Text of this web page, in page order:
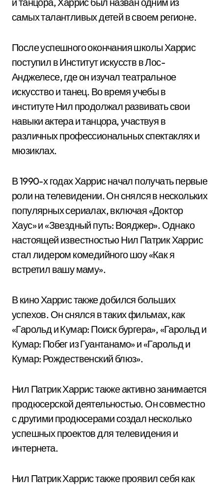
самых талантливых детей в своем регионе.
После успешного окончания школы Харрис
поступил в Институт искусств в Лос-
Анджелесе, где он изучал театральное
искусство и танец. Во время учебы в
институте Нил продолжал развивать свои
навыки актера и танцора, участвуя в
различных профессиональных спектаклях и
мюзиклах.
В 1990-х годах Харрис начал получать первые
роли на телевидении. Он снялся в нескольких
популярных сериалах, включая «Доктор
Хаус» и «Звездный путь: Вояджер». Однако
настоящей известностью Нил Патрик Харрис
стал лидером комедийного шоу «Как я
встретил вашу маму».
В кино Харрис также добился больших
успехов. Он снялся в таких фильмах, как
«Гарольд и Кумар: Поиск бургера», «Гарольд и
Кумар: Побег из Гуантанамо» и «Гарольд и
Кумар: Рождественский блюз».
Нил Патрик Харрис также активно занимается
продюсерской деятельностью. Он совместно
с другими продюсерами создал несколько
успешных проектов для телевидения и
интернета.
Нил Патрик Харрис также проявил себя как